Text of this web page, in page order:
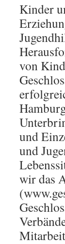
Kinder
von
und
und
wir das